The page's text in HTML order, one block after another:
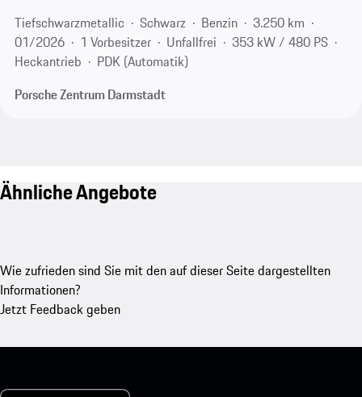
Tiefschwarzmetallic
Schwarz Benzin
3.250 km
01/2026
1 Vorbesitzer Unfallfrei
353 kW / 480 PS
Heckantrieb
PDK (Automatik)
Porsche Zentrum Darmstadt
Ähnliche Angebote
Wie zufrieden sind Sie mit den auf dieser Seite dargestellten
Informationen?
Jetzt Feedback geben